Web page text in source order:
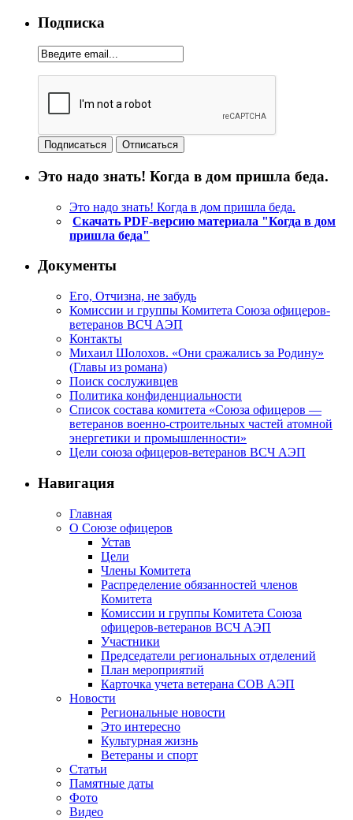
Подписка
Это надо знать! Когда в дом пришла беда.
Это надо знать! Когда в дом пришла беда.
Скачать PDF-версию материала "Когда в дом
пришла беда"
Документы
Его, Отчизна, не забудь
Комиссии и группы Комитета Союза офицеров-
ветеранов ВСЧ АЭП
Контакты
Михаил Шолохов. «Они сражались за Родину»
(Главы из романа)
Поиск сослуживцев
Политика конфиденциальности
Список состава комитета «Союза офицеров —
ветеранов военно-строительных частей атомной
энергетики и промышленности»
Цели союза офицеров-ветеранов ВСЧ АЭП
Навигация
Главная
О Союзе офицеров
Устав
Цели
Члены Комитета
Распределение обязанностей членов
Комитета
Комиссии и группы Комитета Союза
офицеров-ветеранов ВСЧ АЭП
Участники
Председатели региональных отделений
План мероприятий
Карточка учета ветерана CОВ АЭП
Новости
Региональные новости
Это интересно
Культурная жизнь
Ветераны и спорт
Статьи
Памятные даты
Фото
Видео